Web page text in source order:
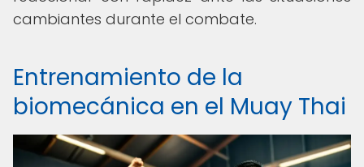
cambiantes durante el combate.
Entrenamiento de la
biomecánica en el Muay Thai